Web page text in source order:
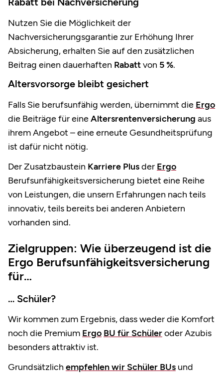
Nutzen Sie die Möglichkeit der
Nachversicherungsgarantie zur Erhöhung Ihrer
Absicherung, erhalten Sie auf den zusätzlichen
Beitrag einen dauerhaften Rabattvon 5 %.
Altersvorsorge bleibt gesichert
Falls Sie berufsunfähig werden, übernimmt die Ergo
die Beiträge für eineAltersrentenversicherung aus
ihrem Angebot – eine erneute Gesundheitsprüfung
ist dafür nicht nötig.
Der Zusatzbaustein Karriere Plusder Ergo
Berufsunfähigkeitsversicherung bietet eine Reihe
von Leistungen, die unsern Erfahrungen nach teils
innovativ, teils bereits bei anderen Anbietern
vorhanden sind.
Zielgruppen: Wie überzeugend ist die
Ergo Berufsunfähigkeitsversicherung
für…
… Schüler?
Wir kommen zum Ergebnis, dass weder die Komfort
noch die Premium Ergo BU für Schüleroder Azubis
besonders attraktiv ist.
Grundsätzlich empfehlen wir Schüler BUs und